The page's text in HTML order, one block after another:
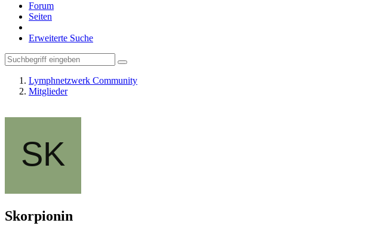
Forum
Seiten
Erweiterte Suche
Lymphnetzwerk Community
Mitglieder
Skorpionin